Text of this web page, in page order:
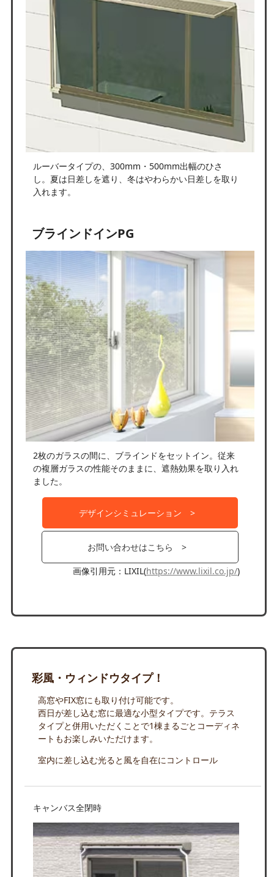
ルーバータイプの、300mm・500mm出幅のひさ
し。夏は日差しを遮り、冬はやわらかい日差しを取り
入れます。
ブラインドインPG
2枚のガラスの間に、ブラインドをセットイン。従来
の複層ガラスの性能そのままに、遮熱効果を取り入れ
ました。
デザインシミュレーション
お問い合わせはこちら
画像引用元：LIXIL(https://www.lixil.co.jp/)
彩風・ウィンドウタイプ！
高窓やFIX窓にも取り付け可能です。
西日が差し込む窓に最適な小型タイプです。テラス
タイプと併用いただくことで1棟まるごとコーディネ
ートもお楽しみいただけます。
室内に差し込む光ると風を自在にコントロール
キャンバス全閉時